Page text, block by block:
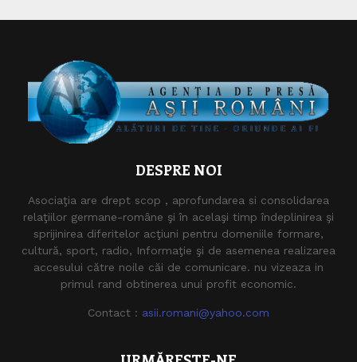
DESPRE NOI
Asociaţia are drept scop , aprofundarea si consolidarea
relaţiilor germane-române şi în acelaşi timp îndeplinirea şi
sprijinirea diferitelor acţiuni pentru domeniile formare,
cultură, sport, radio, Informaţie şi de asemenea realizarea
accesului către noile căi de comunicare. nu vizeaza in
primul rand obtinerea unui profit economic.
Contact : asii.romani@yahoo.com